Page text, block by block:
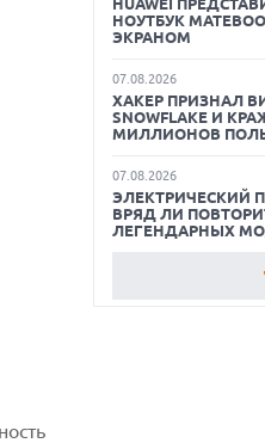
ЛУЧШИЕ
ЛУЧШИЕ
ГОДУ
КАК БЕЗОПАСНО
СМАРТФОН
HUAWEI
НОУТБУК
ЭКРАНОМ
07.08.2026
ХАКЕР ПРИЗНАЛ
SNOWFLAKE И
МИЛЛИОНОВ
07.08.2026
ЭЛЕКТРИЧЕСКИЙ
ВРЯД ЛИ
ЛЕГЕНДАРНЫХ